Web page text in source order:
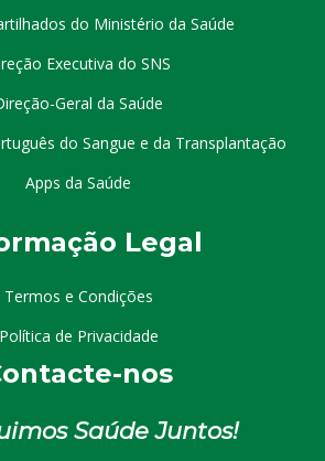
do Ministério da Saúde
Executiva do SNS
Geral da Saúde
do Sangue e da Transplantação
Apps da Saúde
Legal
Termos e Condições
Política de Privacidade
nos
Saúde Juntos!